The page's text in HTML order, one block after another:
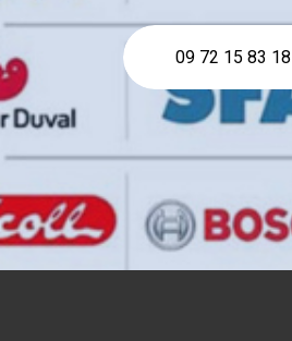
09 72 15 83 18